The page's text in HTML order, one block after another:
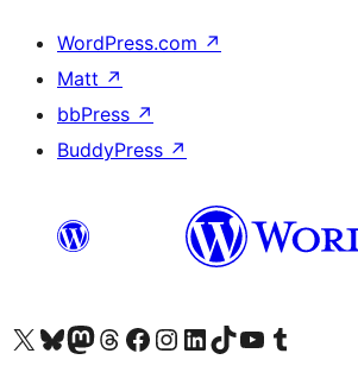
WordPress.com ↗
Matt ↗
bbPress ↗
BuddyPress ↗
Bezoek ons X (voorheen Twitter) account
Bezoek ons Bluesky account
Bezoek ons Mastodon account
Bezoek ons Threads account
Onze Facebook pagina bezoeken
Bezoek ons Instagram account
Bezoek ons LinkedIn account
Bezoek ons TikTok account
Bezoek ons YouTube kanaalBezoek ons Tumblr account